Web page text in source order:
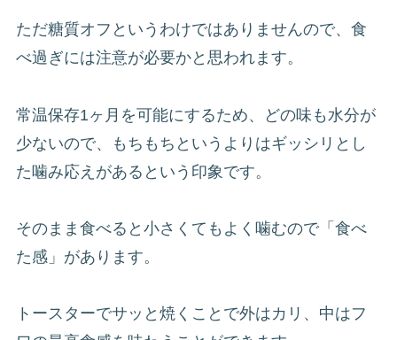
ただ糖質オフというわけではありませんので、食
べ過ぎには注意が必要かと思われます。
常温保存1ヶ月を可能にするため、どの味も水分が
少ないので、もちもちというよりはギッシリとし
た噛み応えがあるという印象です。
そのまま食べると小さくてもよく噛むので「食べ
た感」があります。
トースターでサッと焼くことで外はカリ、中はフ